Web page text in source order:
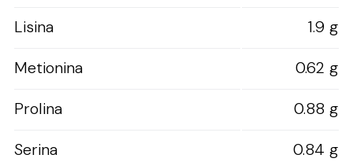
Lisina
1.9 g
Metionina
0.62 g
Prolina
0.88 g
Serina
0.84 g